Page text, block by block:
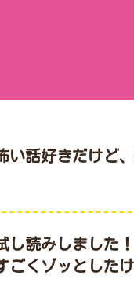
い話好きだけど
し読みしました！